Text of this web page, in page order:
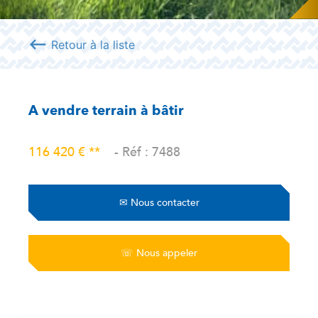
⟵ Retour à la liste
A vendre terrain à bâtir
116 420 € ** - Réf : 7488
✉ Nous contacter
☏ Nous appeler